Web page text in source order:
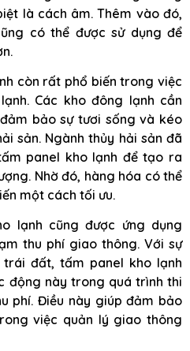
là cách âm. Thêm vào đó,
có thể được sử dụng để
còn rất phổ biến trong việc
Các kho đông lạnh cần
bảo sự tươi sống và kéo
sản. Ngành thủy hải sản đã
panel kho lạnh để tạo ra
Nhờ đó, hàng hóa có thể
một cách tối ưu.
lạnh cũng được ứng dụng
thu phí giao thông. Với sự
đất, tấm panel kho lạnh
động này trong quá trình thi
phí. Điều này giúp đảm bảo
việc quản lý giao thông